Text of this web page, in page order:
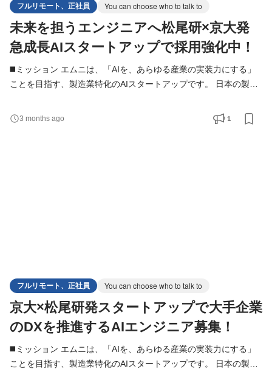
フルリモート、正社員 You can choose who to talk to
未来を担うエンジニアへ松尾研×京大発
急成長AIスタートアップで採用強化中！
◼️ミッション エムニは、「AIを、あらゆる産業の実装力にする」
ことを目指す、製造業特化のAIスタートアップです。 日本の製造
報、属人的な判断プロセスなど、まだAIによって解決できる余地
が数多く残されています。 本ポジションでは、LLM・RAG・AIエ
3 months ago 1
フルリモート、正社員 You can choose who to talk to
京大×松尾研発スタートアップで大手企業
のDXを推進するAIエンジニア募集！
◼️ミッション エムニは、「AIを、あらゆる産業の実装力にする」
ことを目指す、製造業特化のAIスタートアップです。 日本の製造